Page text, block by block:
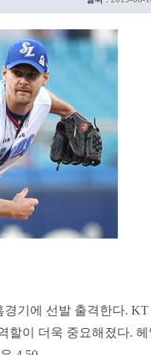
기에 선발 출격한다. KT
할이 더욱 중요해졌다.